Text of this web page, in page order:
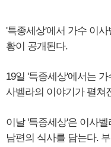
'특종세상'에서 가수 이
황이 공개된다.
19일 '특종세상'에서는 가
사벨라의 이야기가 펼쳐
이날 '특종세상'은 이사벨
남편의 식사를 담는다. 부